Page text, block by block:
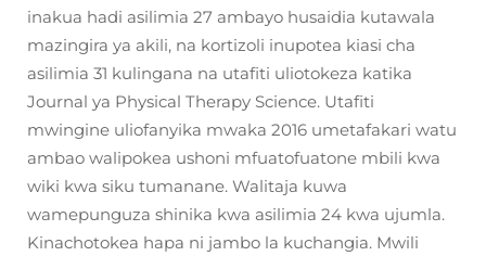
inakua hadi asilimia 27 ambayo husaidia kutawala
mazingira ya akili, na kortizoli inupotea kiasi cha
asilimia 31 kulingana na utafiti uliotokeza katika
Journal ya Physical Therapy Science. Utafiti
mwingine uliofanyika mwaka 2016 umetafakari watu
ambao walipokea ushoni mfuatofuatone mbili kwa
wiki kwa siku tumanane. Walitaja kuwa
wamepunguza shinika kwa asilimia 24 kwa ujumla.
Kinachotokea hapa ni jambo la kuchangia. Mwili